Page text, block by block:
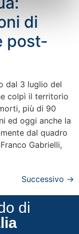
di
post-
dal 3 luglio del
colpì il territorio
più di 90
ed oggi anche la
dal quadro
Gabrielli,
Successivo →
di